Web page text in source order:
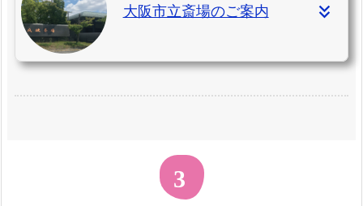
大阪市立斎場のご案内